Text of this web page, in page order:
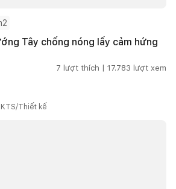
Tây chống nóng lấy cảm hứng
7 lượt thích | 17.783 lượt xem
Thiết kế